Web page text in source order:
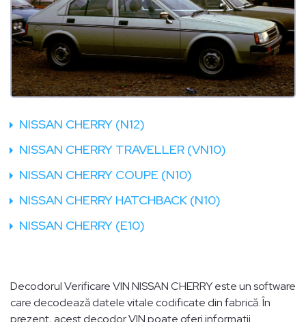
NISSAN CHERRY (N12)
NISSAN CHERRY TRAVELLER (VN10)
NISSAN CHERRY COUPE (N10)
NISSAN CHERRY HATCHBACK (N10)
NISSAN CHERRY (E10)
Decodorul Verificare VIN NISSAN CHERRY este un software
care decodează datele vitale codificate din fabrică. În
prezent, acest decodor VIN poate oferi informații